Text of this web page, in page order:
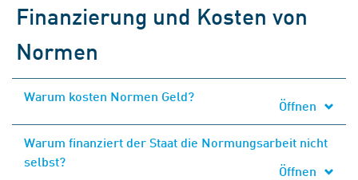
Finanzierung und Kosten von
Normen
Warum kosten Normen Geld?
Öffnen
Warum finanziert der Staat die Normungsarbeit nicht
selbst?
Öffnen